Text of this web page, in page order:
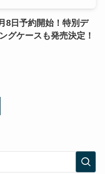
8日予約開始！特別デ
グケースも発売決定！